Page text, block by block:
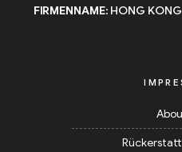
FIRMENNAME: HONG